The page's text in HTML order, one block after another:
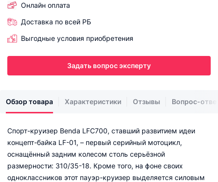
Онлайн оплата
Доставка по всей РБ
Выгодные условия приобретения
Задать вопрос эксперту
Обзор товара Характеристики Отзывы Вопрос-
Спорт-круизер Benda LFC700, ставший развитием идеи
концепт-байка LF-01, – первый серийный мотоцикл,
оснащённый задним колесом столь серьёзной
размерности: 310/35-18. Кроме того, на фоне своих
одноклассников этот пауэр-круизер выделяется силовым